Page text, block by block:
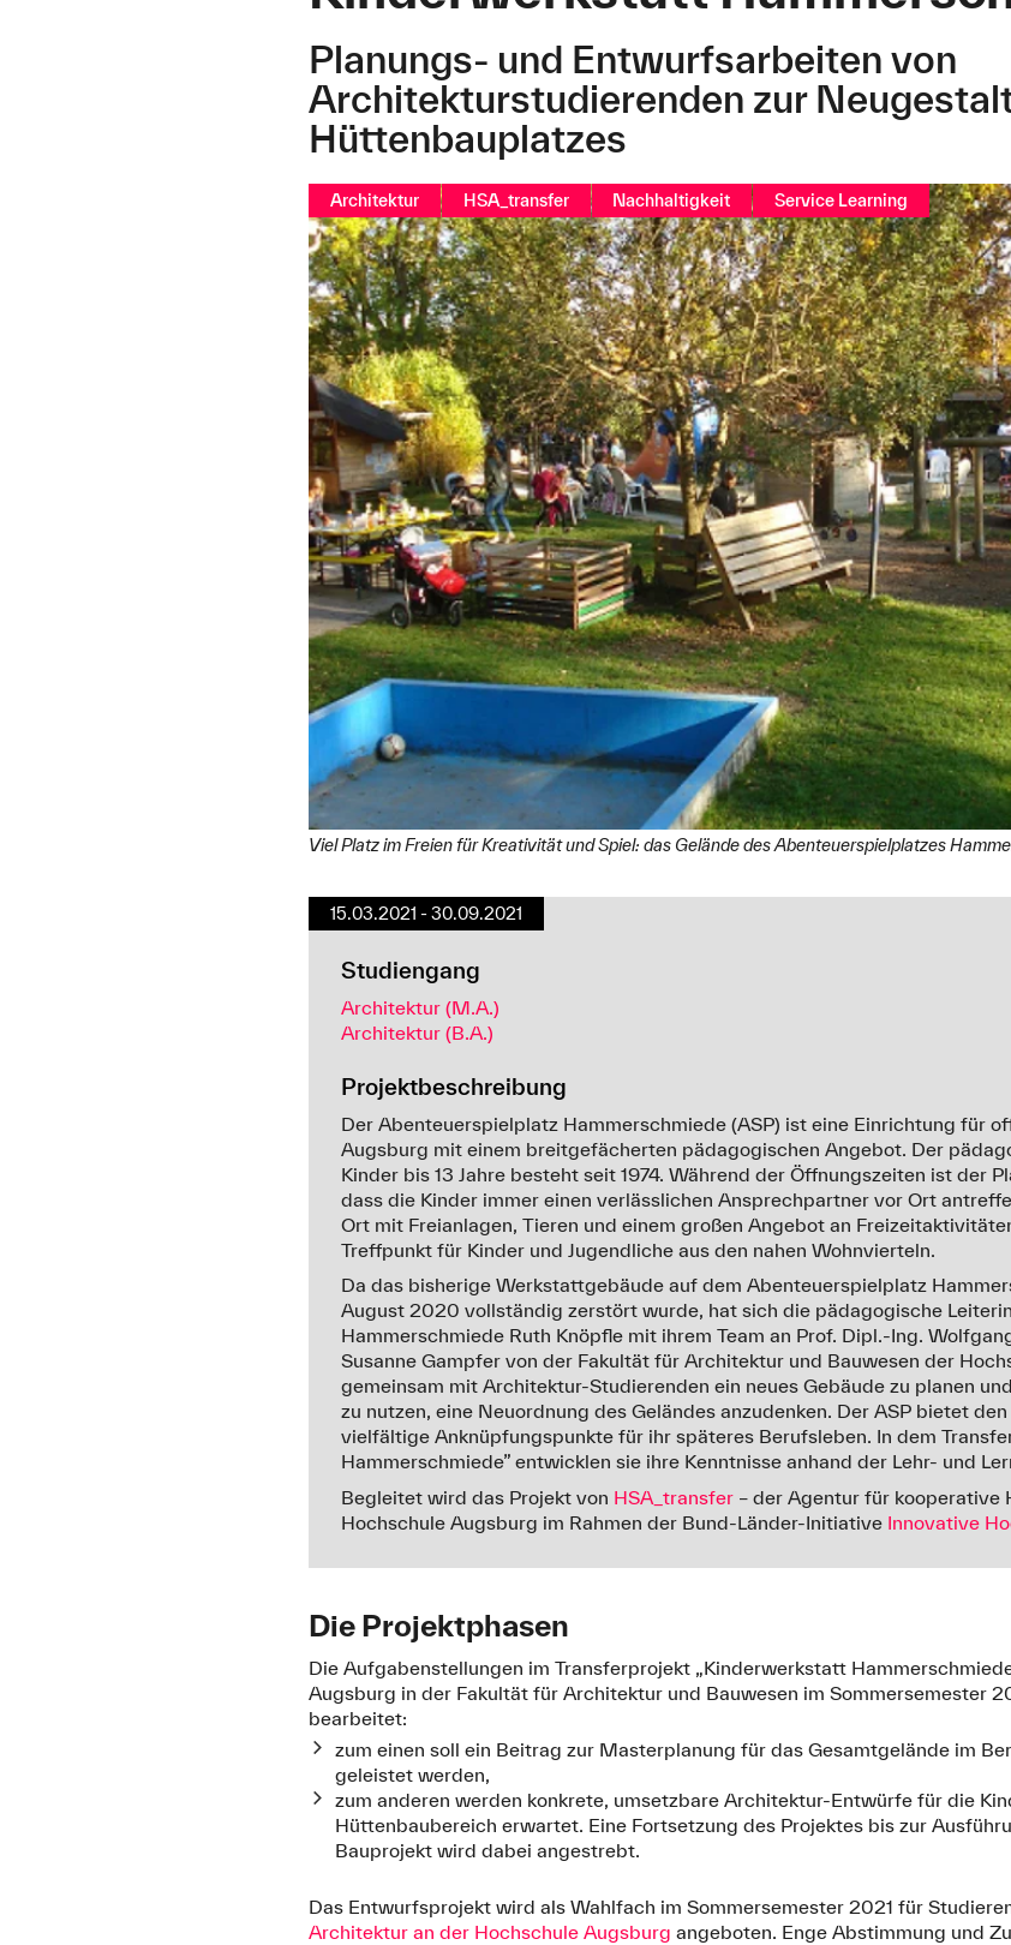
Planungs- und Entwurfsarbeiten von
Architekturstudierenden zur
Hüttenbauplatzes
Architektur HSA_transfer Nachhaltigkeit Service Learning
Viel Platz im Freien für Kreativität und Spiel: das Gelände des Abenteuerspielplatzes
15.03.2021 - 30.09.2021
Studiengang
Architektur (M.A.)
Architektur (B.A.)
Projektbeschreibung
Der Abenteuerspielplatz Hammerschmiede (ASP) ist eine Einrichtung für
Augsburg mit einem breitgefächerten pädagogischen Angebot. Der
Kinder bis 13 Jahre besteht seit 1974. Während der Öffnungszeiten ist der
dass die Kinder immer einen verlässlichen Ansprechpartner vor Ort
Ort mit Freianlagen, Tieren und einem großen Angebot an
Treffpunkt für Kinder und Jugendliche aus den nahen Wohnvierteln.
Da das bisherige Werkstattgebäude auf dem Abenteuerspielplatz
August 2020 vollständig zerstört wurde, hat sich die pädagogische
Hammerschmiede Ruth Knöpfle mit ihrem Team an Prof. Dipl.-Ing.
Susanne Gampfer von der Fakultät für Architektur und Bauwesen der
gemeinsam mit Architektur-Studierenden ein neues Gebäude zu planen
zu nutzen, eine Neuordnung des Geländes anzudenken. Der ASP bietet
vielfältige Anknüpfungspunkte für ihr späteres Berufsleben. In dem
Hammerschmiede” entwicklen sie ihre Kenntnisse anhand der Lehr- und
Begleitet wird das Projekt von HSA_transfer– der Agentur für kooperative
Hochschule Augsburg im Rahmen der Bund-Länder-Initiative Innovative
Die Projektphasen
Die Aufgabenstellungen im Transferprojekt „Kinderwerkstatt
Augsburg in der Fakultät für Architektur und Bauwesen im Sommersemester
bearbeitet:
zum einen soll ein Beitrag zur Masterplanung für das Gesamtgelände im
geleistet werden,
zum anderen werden konkrete, umsetzbare Architektur-Entwürfe für die
Hüttenbaubereich erwartet. Eine Fortsetzung des Projektes bis zur
Bauprojekt wird dabei angestrebt.
Das Entwurfsprojekt wird als Wahlfach im Sommersemester 2021 für
Architektur an der Hochschule Augsburg angeboten. Enge Abstimmung und